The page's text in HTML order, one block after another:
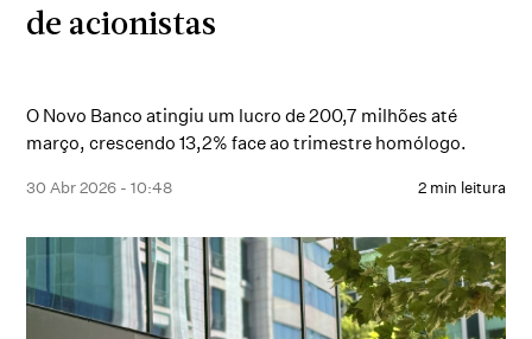
de acionistas
O Novo Banco atingiu um lucro de 200,7 milhões até
março, crescendo 13,2% face ao trimestre homólogo.
30 Abr 2026 - 10:48 2 min leitura